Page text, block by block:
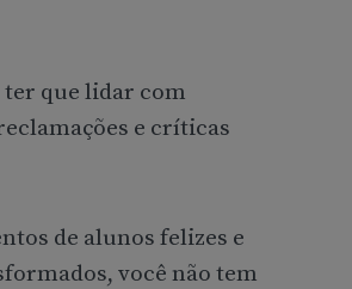
ter que lidar com
e críticas
de alunos felizes e
você não tem